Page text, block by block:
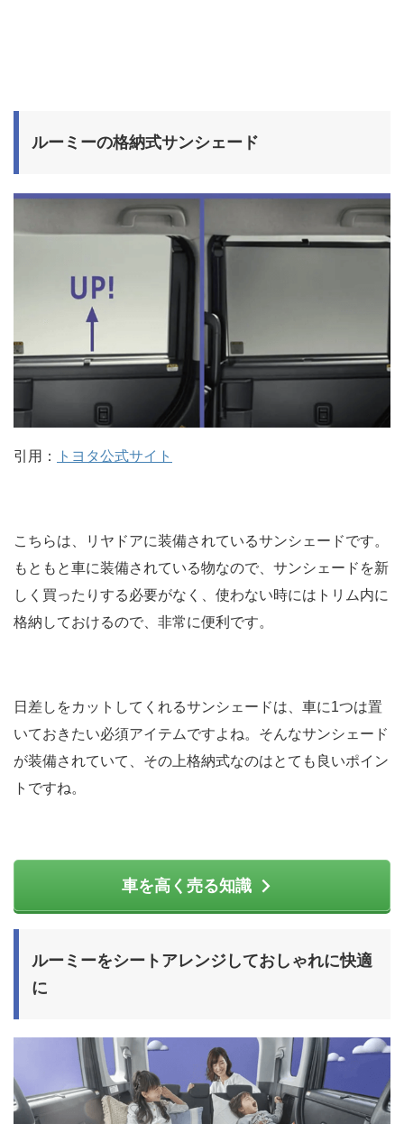
ルーミーの格納式サンシェード
引用： トヨタ公式サイト
こちらは、リヤドアに装備されているサンシェードです。
もともと車に装備されている物なので、サンシェードを新
しく買ったりする必要がなく、使わない時にはトリム内に
格納しておけるので、非常に便利です。
日差しをカットしてくれるサンシェードは、車に1つは置
いておきたい必須アイテムですよね。そんなサンシェード
が装備されていて、その上格納式なのはとても良いポイン
トですね。
車を高く売る知識
ルーミーをシートアレンジしておしゃれに快適
に